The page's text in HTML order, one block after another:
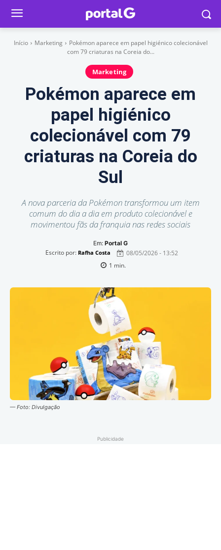
Início Marketing
Pokémon aparece em papel higiénico colecionável
com 79 criaturas na Coreia do...
Marketing
Pokémon aparece em
papel higiénico
colecionável com 79
criaturas na Coreia do
Sul
A nova parceria da Pokémon transformou um item
comum do dia a dia em produto colecionável e
movimentou fãs da franquia nas redes sociais
Em: Portal G
Escrito por: Rafha Costa
08/05/2026 - 13:52
1 min.
— Foto: Divulgação
Publicidade